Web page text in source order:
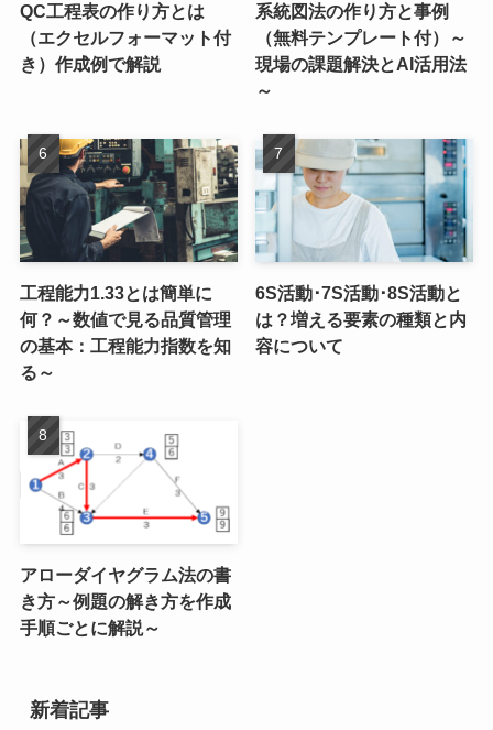
QC工程表の作り方とは
（エクセルフォーマット付
き）作成例で解説
系統図法の作り方と事例
（無料テンプレート付）～
現場の課題解決とAI活用法
～
工程能力1.33とは簡単に
何？～数値で見る品質管理
の基本：工程能力指数を知
る～
6S活動･7S活動･8S活動と
は？増える要素の種類と内
容について
アローダイヤグラム法の書
き方～例題の解き方を作成
手順ごとに解説～
新着記事